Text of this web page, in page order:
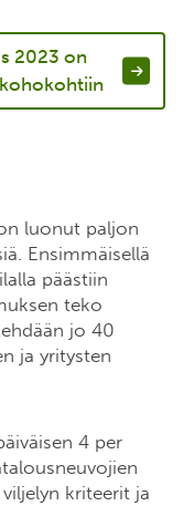
2023 on
luonut paljon
Ensimmäisellä
päästiin
teko
jo 40
ja yritysten
4 per
kriteerit ja